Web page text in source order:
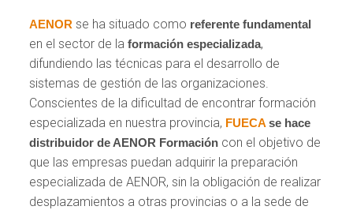
AENOR se ha situado como referente fundamental
en el sector de laformación especializada,
difundiendo las técnicas para el desarrollo de
sistemas de gestión de las organizaciones.
Conscientes de la dificultad de encontrar formación
especializada en nuestra provincia, FUECA se hace
distribuidor de AENOR Formación con el objetivo de
que las empresas puedan adquirir la preparación
especializada de AENOR, sin la obligación de realizar
desplazamientos a otras provincias o a la sede de